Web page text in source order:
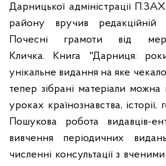
Дарницької адміністрації
району вручив редакційній
Почесні грамоти від
Кличка.
Книга "Дарниця:
унікальне видання на яке
тепер зібрані матеріали
уроках країнознавства, історії,
Пошукова робота видавців-
вивчення періодичних
численні консультації з